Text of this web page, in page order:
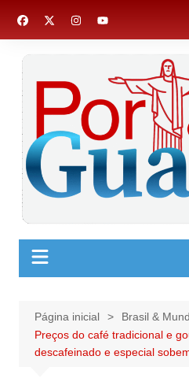
para
Página inicial
Brasil &
Preços do café tradicional e
descafeinado e especial